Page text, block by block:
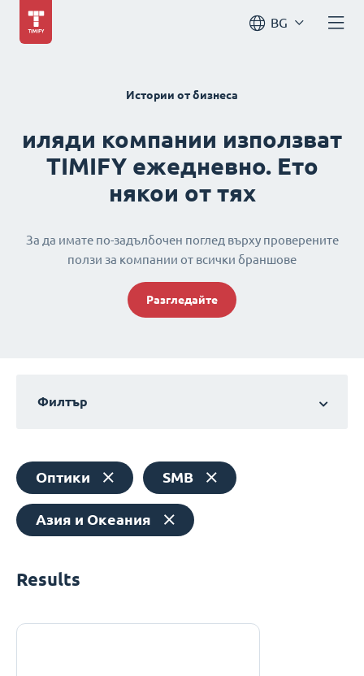
BG
Истории от бизнеса
иляди компании използват
TIMIFY ежедневно. Ето
някои от тях
За да имате по-задълбочен поглед върху проверените
ползи за компании от всички браншове
Разгледайте
Филтър
Оптики SMB
Азия и Океания
Results